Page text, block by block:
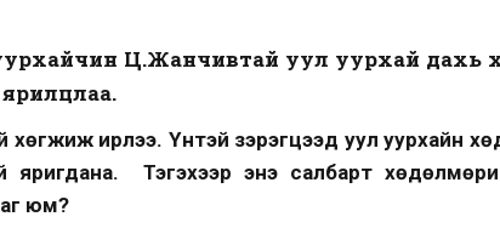
Ц.Жанчивтай уул уурхай дахь
хөгжиж ирлээ. Үүнтэй зэрэгцээд уул уурхайн
яригдана. Тэгэхээр энэ салбарт
юм?